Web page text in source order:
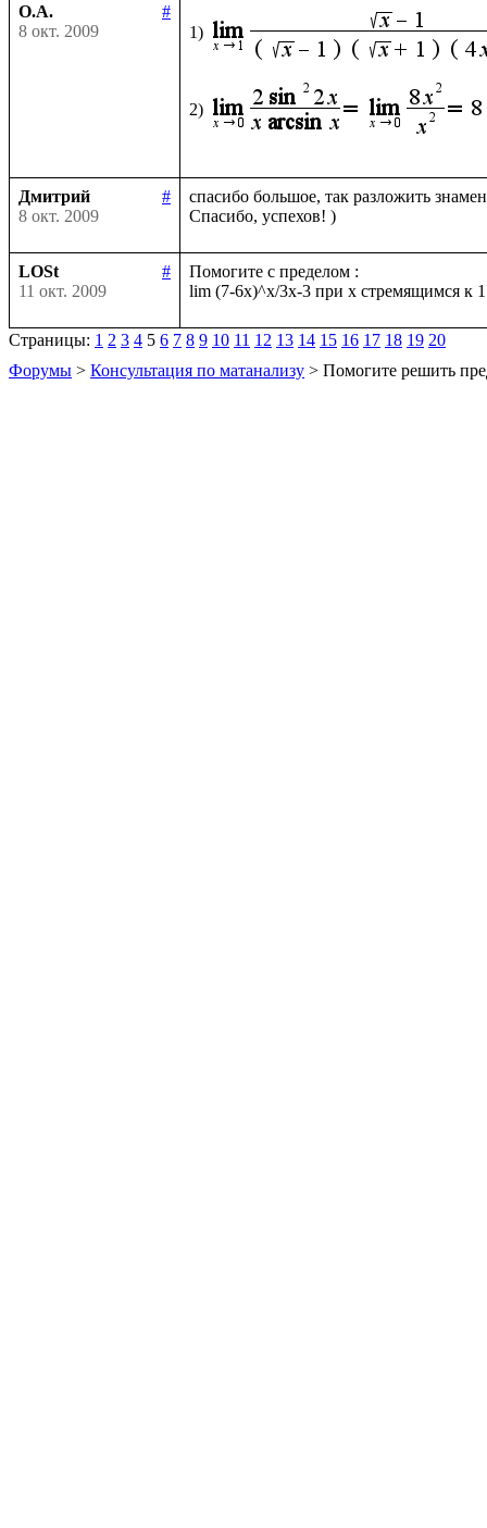
О.А.
#
8 окт. 2009
1)
2)
Дмитрий
#
8 окт. 2009
спасибо большое, так разложить
LOSt
#
11 окт. 2009
Помогите с пределом :
Страницы: 1 2 3 4 5 6 7 8 9 10 11 12 13 14 15 16 17 18 19 20
Форумы > Консультация по матанализу > Помогите решить